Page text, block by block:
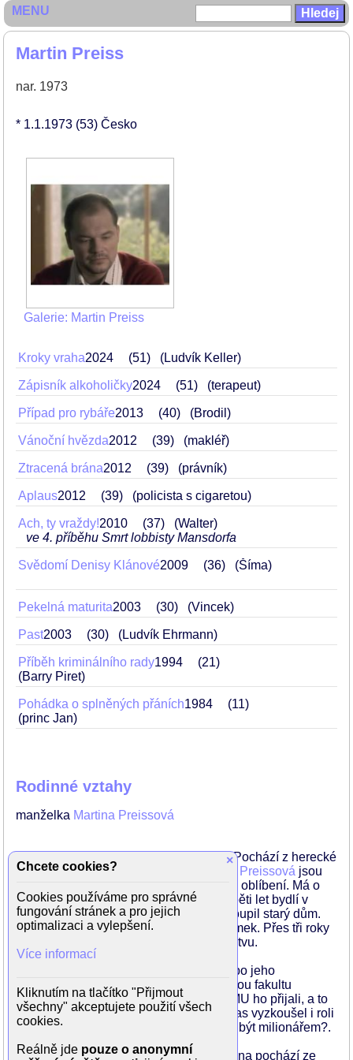
Martin Preiss
nar. 1973
* 1.1.1973 (53) Česko
Galerie: Martin Preiss
Kroky vraha2024 51 (Ludvík Keller)
Zápisník alkoholičky2024 51 (terapeut)
Případ pro rybáře2013 40 (Brodil)
Vánoční hvězda2012 39 (makléř)
Ztracená brána2012 39 (právník)
Aplaus2012 39 (policista s cigaretou)
Ach, ty vraždy!2010 37
(Walter)
ve 4. příběhu Smrt lobbisty Mansdorfa
Svědomí Denisy Klánové2009 36 (Šíma)
Pekelná maturita2003 30 (Vincek)
Past2003 30 (Ludvík Ehrmann)
Příběh kriminálního rady1994
21
(Barry Piret)
Pohádka o splněných přáních1984
11
(princ Jan)
Rodinné vztahy
manželka Martina Preissová
Martin Preiss se narodil 1. ledna 1973. Pochází z herecké
rodiny, jeho rodiče,
Jana Preissová jsou
oba herci, ba co víc, herci velmi známí a oblíbení. Má o
pět let mladšího bratra Jana. Od svých pěti let bydlí v
Praze Kunraticích, ke tehdy jeho otec koupil starý dům.
Dnes má Martin v sousedství vlastní domek. Přes tři roky
tam také pracoval v obecním zastupitelstvu.
Martin Preiss vystudoval gymnázium a po jeho
absolvování si podal přihlášku filozofickou fakultu
Univerzity Karlovy a na DAMU. Na DAMU ho přijali, a to
rozhodlo. Kromě herectví si na nějaký čas vyzkoušel i roli
moderátora v soutěžním pořadu Chcete být milionářem?.
Je podruhé ženatý, jeho manželka Martina pochází ze
MENU
×
Chcete cookies?
Cookies používáme pro správné
fungování stránek a pro jejich
optimalizaci a vylepšení.
Více informací
Kliknutím na tlačítko "Přijmout
všechny" akceptujete použití všech
cookies.
Reálně jde pouze o anonymní